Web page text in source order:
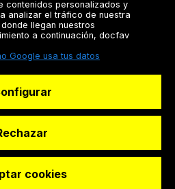
Technologies S.L
contenidos personalizados y
analizar el tráfico de nuestra
llegan nuestros
a continuación, docfav
Google usa tus datos
cookies